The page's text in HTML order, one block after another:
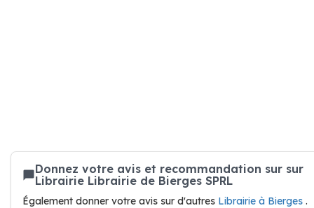
Donnez votre avis et recommandation sur sur
Librairie Librairie de Bierges SPRL
Également donner votre avis sur d'autres Librairie à Bierges .